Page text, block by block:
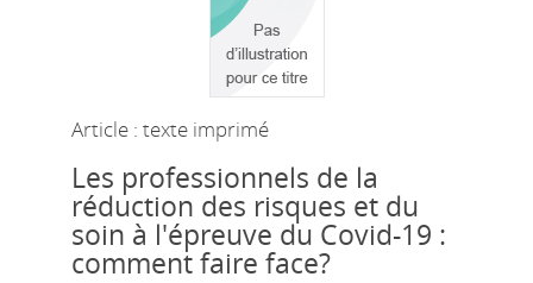
Article : texte imprimé
Les professionnels de la
réduction des risques et du
soin à l'épreuve du Covid-19 :
comment faire face?